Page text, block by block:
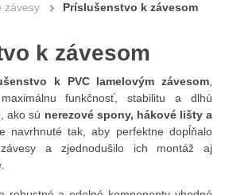
závesy Príslušenstvo k závesom
k závesom
k PVC lamelovým závesom
funkčnosť, stabilitu a dlhú
ako sú nerezové spony, hákové lišty a
navrhnuté tak, aby perfektne dopĺňalo
a zjednodušilo ich montáž aj